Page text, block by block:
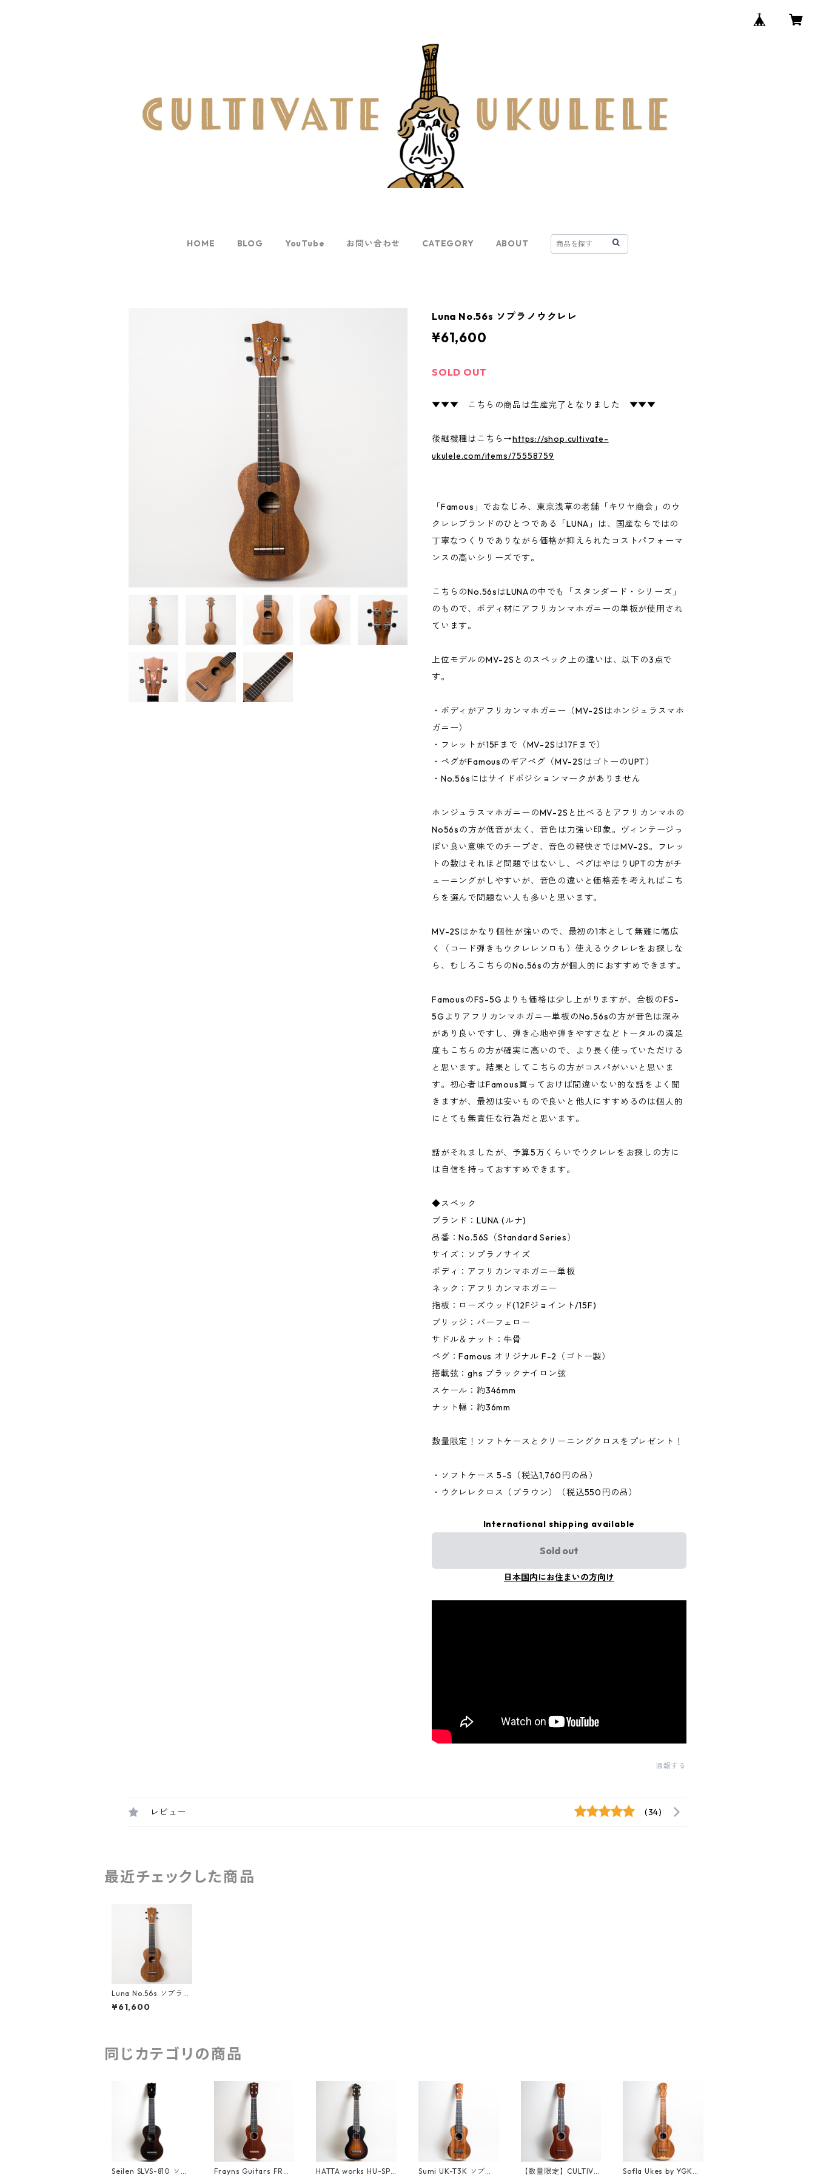
HOME BLOG YouTube お問い合わせ CATEGORY ABOUT
Luna No.56s ソプラノウクレレ
¥61,600
SOLD OUT
▼▼▼ こちらの商品は生産完了となりました ▼▼▼
後継機種はこちら→https://shop.cultivate-
ukulele.com/items/75558759
「Famous」でおなじみ、東京浅草の老舗「キワヤ商会」のウ
クレレブランドのひとつである「LUNA」は、国産ならではの
丁寧なつくりでありながら価格が抑えられたコストパフォーマ
ンスの高いシリーズです。
こちらのNo.56sはLUNAの中でも「スタンダード・シリーズ」
のもので、ボディ材にアフリカンマホガニーの単板が使用され
ています。
上位モデルのMV-2Sとのスペック上の違いは、以下の3点で
す。
・ボディがアフリカンマホガニー（MV-2Sはホンジュラスマホ
ガニー）
・フレットが15Fまで（MV-2Sは17Fまで）
・ペグがFamousのギアペグ（MV-2SはゴトーのUPT）
・No.56sにはサイドポジションマークがありません
ホンジュラスマホガニーのMV-2Sと比べるとアフリカンマホの
No56sの方が低音が太く、音色は力強い印象。ヴィンテージっ
ぽい良い意味でのチープさ、音色の軽快さではMV-2S。フレッ
トの数はそれほど問題ではないし、ペグはやはりUPTの方がチ
ューニングがしやすいが、音色の違いと価格差を考えればこち
らを選んで問題ない人も多いと思います。
MV-2Sはかなり個性が強いので、最初の1本として無難に幅広
く（コード弾きもウクレレソロも）使えるウクレレをお探しな
ら、むしろこちらのNo.56sの方が個人的におすすめできます。
FamousのFS-5Gよりも価格は少し上がりますが、合板のFS-
5Gよりアフリカンマホガニー単板のNo.56sの方が音色は深み
があり良いですし、弾き心地や弾きやすさなどトータルの満足
度もこちらの方が確実に高いので、より長く使っていただける
と思います。結果としてこちらの方がコスパがいいと思いま
す。初心者はFamous買っておけば間違いない的な話をよく聞
きますが、最初は安いもので良いと他人にすすめるのは個人的
にとても無責任な行為だと思います。
話がそれましたが、予算5万くらいでウクレレをお探しの方に
は自信を持っておすすめできます。
◆スペック
ブランド：LUNA (ルナ)
品番：No.56S（Standard Series）
サイズ：ソプラノサイズ
ボディ：アフリカンマホガニー単板
ネック：アフリカンマホガニー
指板：ローズウッド(12Fジョイント/15F)
ブリッジ：パーフェロー
サドル＆ナット：牛骨
ペグ：Famous オリジナル F-2（ゴトー製）
搭載弦：ghs ブラックナイロン弦
スケール：約346mm
ナット幅：約36mm
数量限定！ソフトケースとクリーニングクロスをプレゼント！
・ソフトケース 5-S（税込1,760円の品）
・ウクレレクロス（ブラウン）（税込550円の品）
International shipping available
Sold out
日本国内にお住まいの方向け
通報する
レビュー (34)
最近チェックした商品
Luna No.56s ソプラノ
ウクレレ
¥61,600
同じカテゴリの商品
Seilen SLVS-810 ソプ Frayns Guitars FRUK HATTA works HU-SP- Sumi UK-T3K ソプラ 【数量限定】CULTIVA Sofla Ukes by YGK